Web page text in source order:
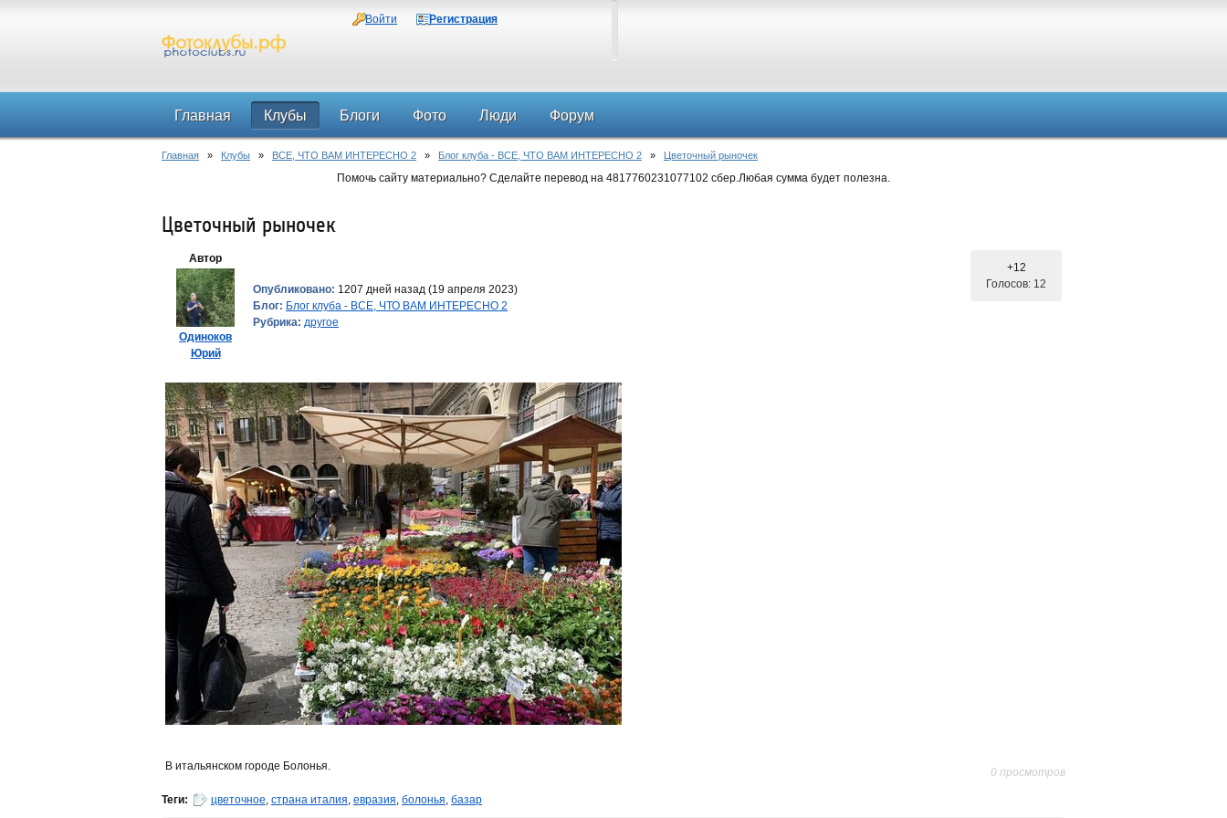
Войти Регистрация
Главная Клубы Блоги Фото Люди Форум
Главная » Клубы » ВСЕ, ЧТО ВАМ ИНТЕРЕСНО 2 » Блог клуба - ВСЕ, ЧТО ВАМ ИНТЕРЕСНО 2 » Цветочный рыночек
Помочь сайту материально? Сделайте перевод на 4817760231077102 сбер.Любая сумма будет полезна.
Цветочный рыночек
Автор
Одиноков
Юрий
Опубликовано: 1207 дней назад (19 апреля 2023)
Блог: Блог клуба - ВСЕ, ЧТО ВАМ ИНТЕРЕСНО 2
Рубрика: другое
+12
Голосов: 12
В итальянском городе Болонья. 0 просмотров
Теги: цветочное, страна италия, евразия, болонья, базар